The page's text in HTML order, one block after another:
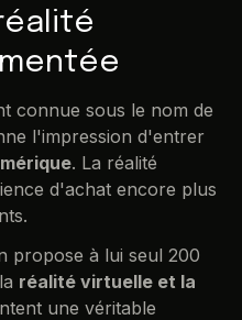
connue sous le nom de
l'impression d'entrer
. La réalité
d'achat encore plus
propose à lui seul 200
réalité virtuelle et la
une véritable